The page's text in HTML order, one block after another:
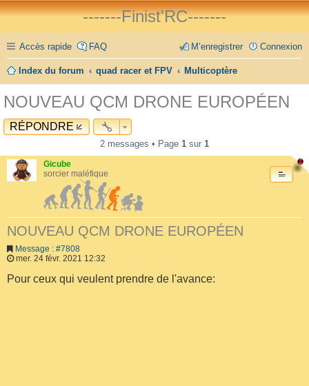
-------Finist'RC-------
Accès rapide FAQ Connexion
M’enregistrer
Index du forum quad racer et FPV Multicoptère
NOUVEAU QCM DRONE EUROPÉEN
RÉPONDRE
2 messages • Page 1 sur 1
Gicube
sorcier maléfique
NOUVEAU QCM DRONE EUROPÉEN
Message : #7808
mer. 24 févr. 2021 12:32
Pour ceux qui veulent prendre de l'avance: